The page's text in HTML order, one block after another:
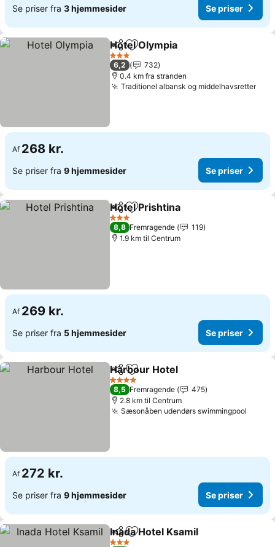
Se priser fra 3 hjemmesider Se priser
Del Føj til favoritter
Hotel Olympia
3 Stjerner
6,2
732
0.4 km fra stranden
Traditionel albansk og middelhavsretter
Af 268 kr.
Se priser fra 9 hjemmesider Se priser
Del Føj til favoritter
Hotel Prishtina
3 Stjerner
8,8 Fremragende
119
1.9 km til Centrum
Af 269 kr.
Se priser fra 5 hjemmesider Se priser
Del Føj til favoritter
Harbour Hotel
4 Stjerner
8,5 Fremragende
475
2.8 km til Centrum
Sæsonåben udendørs swimmingpool
Af 272 kr.
Se priser fra 9 hjemmesider Se priser
Del Føj til favoritter
Inada Hotel Ksamil